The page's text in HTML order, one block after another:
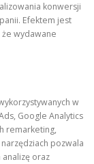
konwersji
Efektem jest
wydawane
w
Google Analytics
remarketing,
pozwala
analizę oraz